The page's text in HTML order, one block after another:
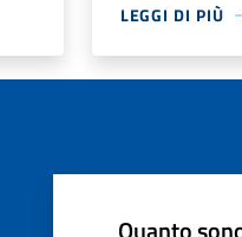
LEGGI DI PIÙ